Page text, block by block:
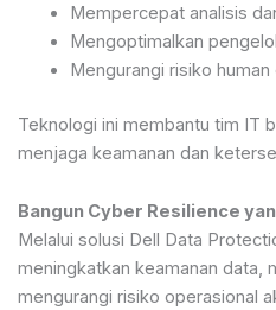
Mempercepat analisis
Mengoptimalkan
Mengurangi risiko human
Teknologi ini membantu tim IT
menjaga keamanan dan
Bangun Cyber Resilience
Melalui solusi Dell Data
meningkatkan keamanan data,
mengurangi risiko operasional